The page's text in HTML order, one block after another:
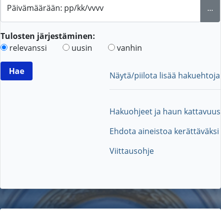
Päivämäärään: pp/kk/vvvv ...
Tulosten järjestäminen:
relevanssi
uusin vanhin
Näytä/piilota lisää hakuehtoja
Hakuohjeet ja haun kattavuus
Ehdota aineistoa kerättäväksi
Viittausohje